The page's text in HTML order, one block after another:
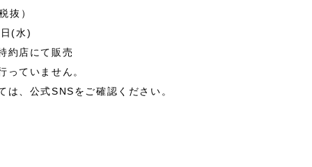
抜）
(水)
約店にて販売
ていません。
、公式SNSをご確認ください。